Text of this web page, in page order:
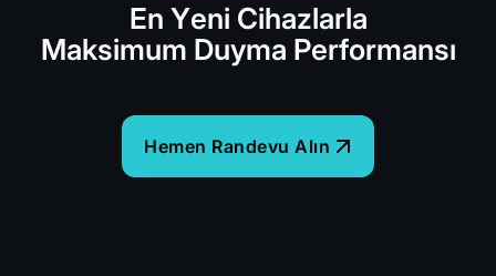
En Yeni Cihazlarla
Maksimum Duyma Performansı